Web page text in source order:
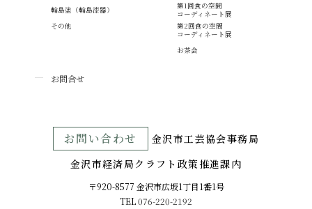
輪島塗（輪島漆器）
その他
第1回食の空間
コーディネート展
第2回食の空間
コーディネート展
お茶会
お問合せ
お問い合わせ
⾦沢市⼯芸協会事務局
金沢市経済局クラフト政策推進課内
〒920-8577 ⾦沢市広坂1丁目1番1号
TEL076-220-2192